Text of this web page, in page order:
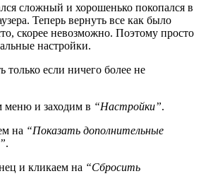
сложный и хорошенько покопался в
Теперь вернуть все как было
скорее невозможно. Поэтому просто
настройки.
только если ничего более не
меню и заходим в “Настройки”.
на “Показать дополнительные
.
и кликаем на “Сбросить